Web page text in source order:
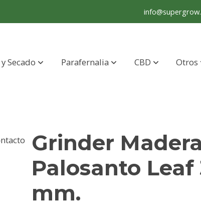
Secado Parafernalia CBD Otros
Grinder Madera
Palosanto Leaf
mm.